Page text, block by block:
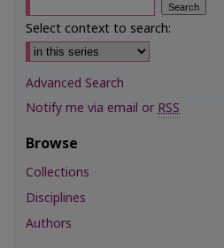
Select context to search:
Advanced Search
Notify me via email orRSS
Browse
Collections
Disciplines
Authors